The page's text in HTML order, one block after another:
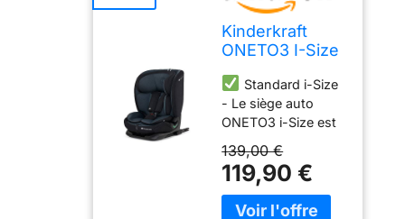
Kinderkraft
ONETO3 I-Size
Siège auto
bébé Groupe
1/2/3 de 9 à 36
kg, 15 mois à 12
ans, Installation
ISOFIX facile,
Fonction
Standard i-Size
- Le siège auto
ONETO3 i-Size est
dernière norme
R129 i-Size. Il vous
permet d'avoir
139,00 €
119,90 €